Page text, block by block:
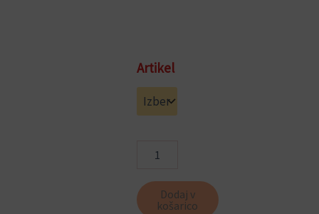
Artikel
Metalplus
vitrina
za
količina
Dodaj v
košarico